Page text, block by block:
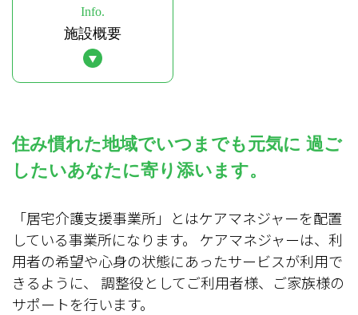
Info.
施設概要
住み慣れた地域でいつまでも元気に 過ご
したいあなたに寄り添います。
「居宅介護支援事業所」とはケアマネジャーを配置
している事業所になります。
ケアマネジャーは、利
用者の希望や心身の状態にあったサービスが利用で
きるように、
調整役としてご利用者様、ご家族様の
サポートを行います。